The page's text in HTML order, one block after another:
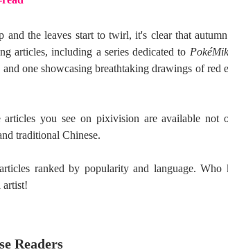
and the leaves start to twirl, it's clear that
articles, including a series dedicated to
one showcasing breathtaking drawings of red
you see on pixivision are available not
traditional Chinese.
ranked by popularity and language.
artist!
Readers